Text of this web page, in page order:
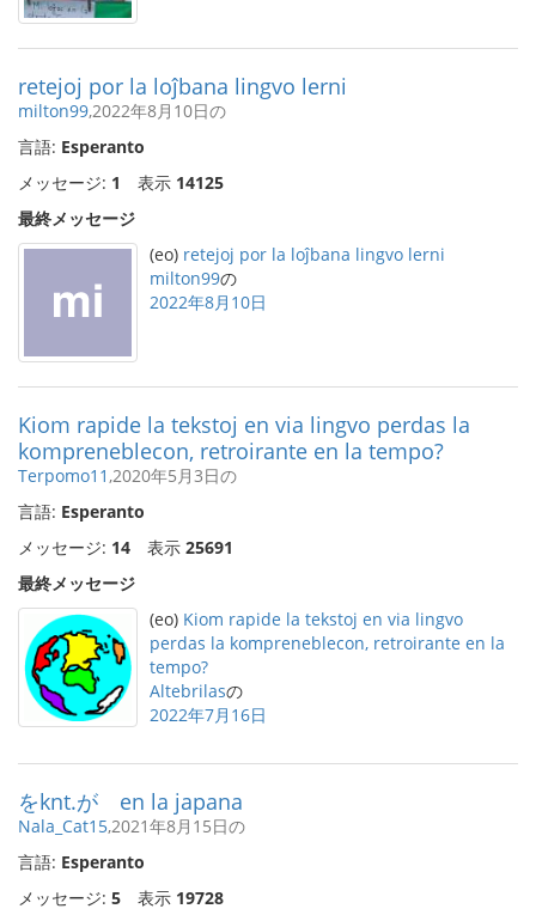
retejoj por la loĵbana lingvo lerni
milton99,2022年8月10日の
言語: Esperanto
メッセージ: 1 表示 14125
最終メッセージ
(eo) retejoj por la loĵbana lingvo lerni
milton99の
2022年8月10日
Kiom rapide la tekstoj en via lingvo perdas la
kompreneblecon, retroirante en la tempo?
Terpomo11 ,2020年5月3日の
言語: Esperanto
メッセージ: 14 表示 25691
最終メッセージ
(eo) Kiom rapide la tekstoj en via lingvo
perdas la kompreneblecon, retroirante en la
tempo?
Altebrilasの
2022年7月16日
をknt.が en la japana
Nala_Cat15,2021年8月15日の
言語: Esperanto
メッセージ: 5 表示 19728